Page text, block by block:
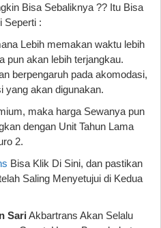
Bisa Sebaliknya ?? Itu Bisa
Seperti :
Lebih memakan waktu lebih
pun akan lebih terjangkau.
berpengaruh pada akomodasi,
yang akan digunakan.
maka harga Sewanya pun
dengan Unit Tahun Lama
2.
Bisa Klik Di Sini, dan pastikan
Saling Menyetujui di Kedua
Sari Akbartrans Akan Selalu